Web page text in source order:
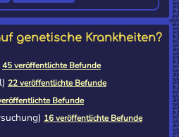
genetische Krankheiten?
45 veröffentlichte Befunde
22 veröffentlichte Befunde
Befunde
16 veröffentlichte Befunde